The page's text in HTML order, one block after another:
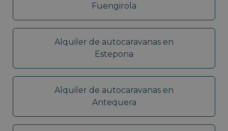
Fuengirola
Alquiler de autocaravanas en
Estepona
Alquiler de autocaravanas en
Antequera